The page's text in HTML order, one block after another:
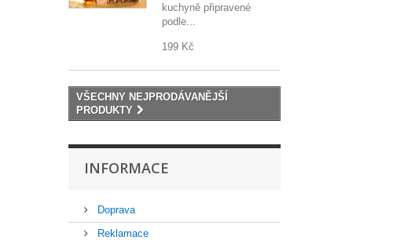
kuchyně připravené
podle...
199 Kč
VŠECHNY NEJPRODÁVANĚJŠÍ
PRODUKTY
INFORMACE
Doprava
Reklamace